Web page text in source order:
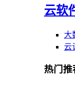
云软
大
云
热门推